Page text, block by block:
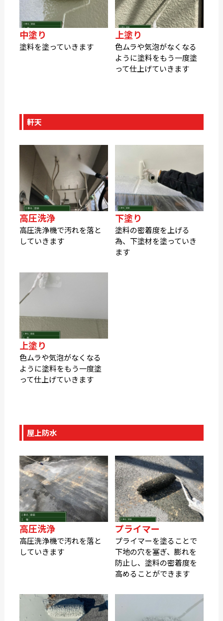
中塗り
塗料を塗っていきます
上塗り
色ムラや気泡がなくなる
ように塗料をもう一度塗
って仕上げていきます
軒天
高圧洗浄
高圧洗浄機で汚れを落と
していきます
下塗り
塗料の密着度を上げる
為、下塗材を塗っていき
ます
上塗り
色ムラや気泡がなくなる
ように塗料をもう一度塗
って仕上げていきます
屋上防水
高圧洗浄
高圧洗浄機で汚れを落と
していきます
プライマー
プライマーを塗ることで
下地の穴を塞ぎ、膨れを
防止し、塗料の密着度を
高めることができます